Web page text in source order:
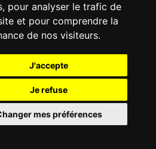
pour analyser le trafic de
et pour comprendre la
de nos visiteurs.
J'accepte
Je refuse
mes préférences
cours et
et adultes.
InfosActualités
Cookies